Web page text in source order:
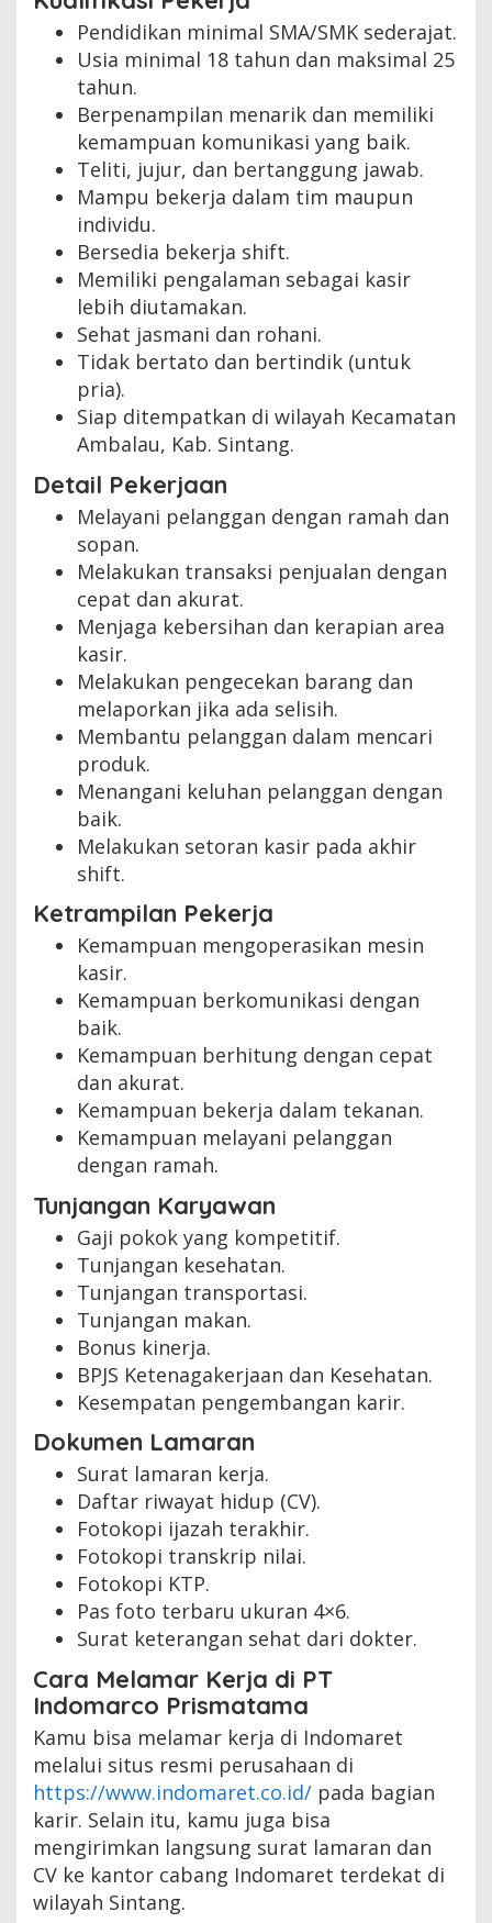
Pendidikan minimal SMA/SMK sederajat.
Usia minimal 18 tahun dan maksimal 25
tahun.
Berpenampilan menarik dan memiliki
kemampuan komunikasi yang baik.
Teliti, jujur, dan bertanggung jawab.
Mampu bekerja dalam tim maupun
individu.
Bersedia bekerja shift.
Memiliki pengalaman sebagai kasir
lebih diutamakan.
Sehat jasmani dan rohani.
Tidak bertato dan bertindik (untuk
pria).
Siap ditempatkan di wilayah Kecamatan
Ambalau, Kab. Sintang.
Detail Pekerjaan
Melayani pelanggan dengan ramah dan
sopan.
Melakukan transaksi penjualan dengan
cepat dan akurat.
Menjaga kebersihan dan kerapian area
kasir.
Melakukan pengecekan barang dan
melaporkan jika ada selisih.
Membantu pelanggan dalam mencari
produk.
Menangani keluhan pelanggan dengan
baik.
Melakukan setoran kasir pada akhir
shift.
Ketrampilan Pekerja
Kemampuan mengoperasikan mesin
kasir.
Kemampuan berkomunikasi dengan
baik.
Kemampuan berhitung dengan cepat
dan akurat.
Kemampuan bekerja dalam tekanan.
Kemampuan melayani pelanggan
dengan ramah.
Tunjangan Karyawan
Gaji pokok yang kompetitif.
Tunjangan kesehatan.
Tunjangan transportasi.
Tunjangan makan.
Bonus kinerja.
BPJS Ketenagakerjaan dan Kesehatan.
Kesempatan pengembangan karir.
Dokumen Lamaran
Surat lamaran kerja.
Daftar riwayat hidup (CV).
Fotokopi ijazah terakhir.
Fotokopi transkrip nilai.
Fotokopi KTP.
Pas foto terbaru ukuran 4×6.
Surat keterangan sehat dari dokter.
Cara Melamar Kerja di PT
Indomarco Prismatama
Kamu bisa melamar kerja di Indomaret
melalui situs resmi perusahaan di
https://www.indomaret.co.id/ pada bagian
karir. Selain itu, kamu juga bisa
mengirimkan langsung surat lamaran dan
CV ke kantor cabang Indomaret terdekat di
wilayah Sintang.